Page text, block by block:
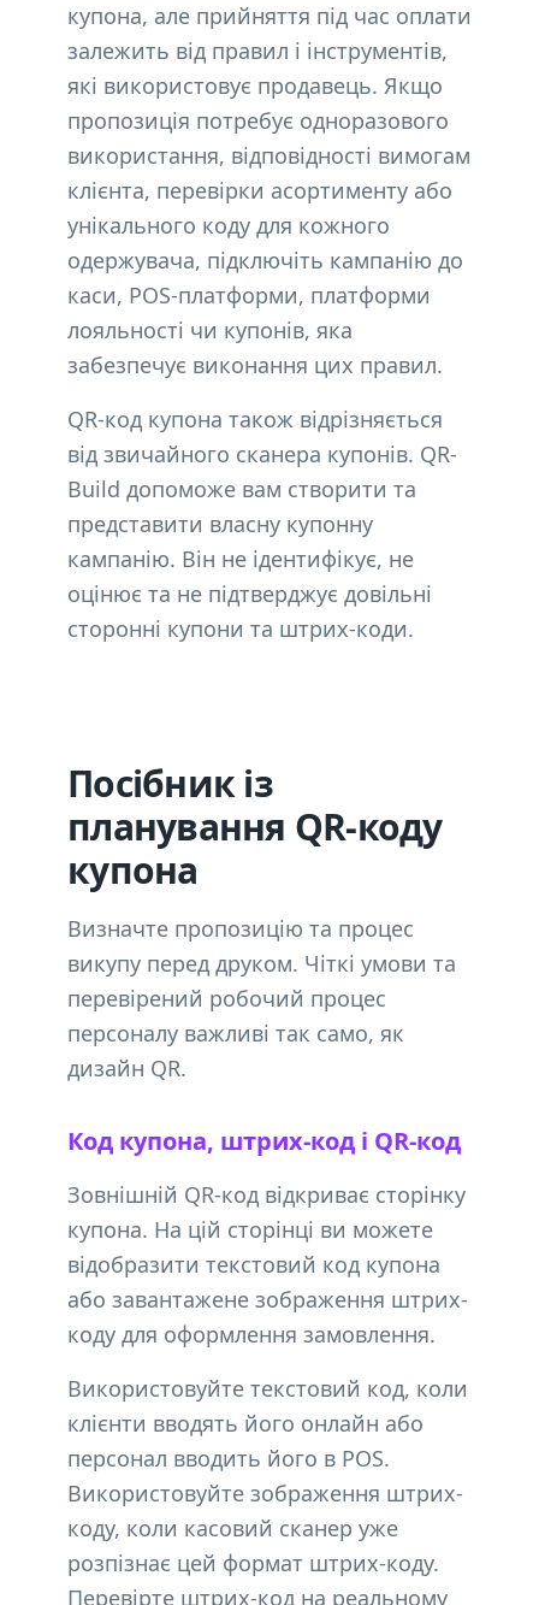
купона, але прийняття під час оплати
залежить від правил і інструментів,
які використовує продавець. Якщо
пропозиція потребує одноразового
використання, відповідності вимогам
клієнта, перевірки асортименту або
унікального коду для кожного
одержувача, підключіть кампанію до
каси, POS-платформи, платформи
лояльності чи купонів, яка
забезпечує виконання цих правил.
QR-код купона також відрізняється
від звичайного сканера купонів. QR-
Build допоможе вам створити та
представити власну купонну
кампанію. Він не ідентифікує, не
оцінює та не підтверджує довільні
сторонні купони та штрих-коди.
Посібник із
планування QR-коду
купона
Визначте пропозицію та процес
викупу перед друком. Чіткі умови та
перевірений робочий процес
персоналу важливі так само, як
дизайн QR.
Код купона, штрих-код і QR-код
Зовнішній QR-код відкриває сторінку
купона. На цій сторінці ви можете
відобразити текстовий код купона
або завантажене зображення штрих-
коду для оформлення замовлення.
Використовуйте текстовий код, коли
клієнти вводять його онлайн або
персонал вводить його в POS.
Використовуйте зображення штрих-
коду, коли касовий сканер уже
розпізнає цей формат штрих-коду.
Перевірте штрих-код на реальному